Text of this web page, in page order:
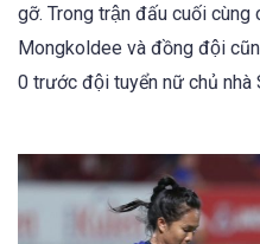
gỡ. Trong trận đấu cuối cùng
Mongkoldee và đồng đội
0 trước đội tuyển nữ chủ nhà